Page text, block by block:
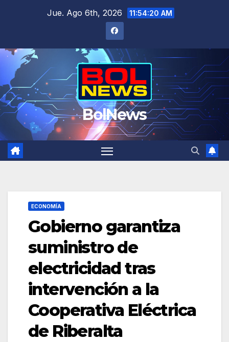
Jue. Ago 6th, 2026 11:54:21 AM
BolNews
ECONOMÍA
Gobierno garantiza
suministro de
electricidad tras
intervención a la
Cooperativa Eléctrica
de Riberalta